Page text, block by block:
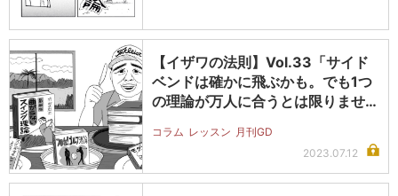
【イザワの法則】Vol.33「サイド
ベンドは確かに飛ぶかも。でも1つ
の理論が万人に合うとは限りませ
コラム レッスン 月刊GD
2023.07.12